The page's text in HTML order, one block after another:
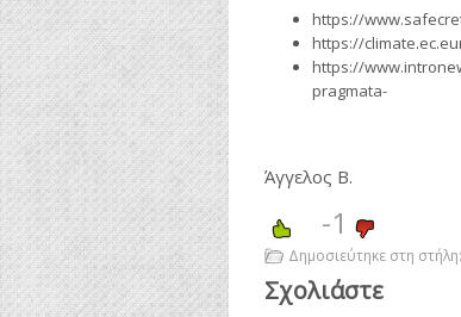
https://
https://
https://
pragmata-
Άγγελος Β.
-1
Δημοσιεύτηκε στη στήλη:
Σχολιάστε